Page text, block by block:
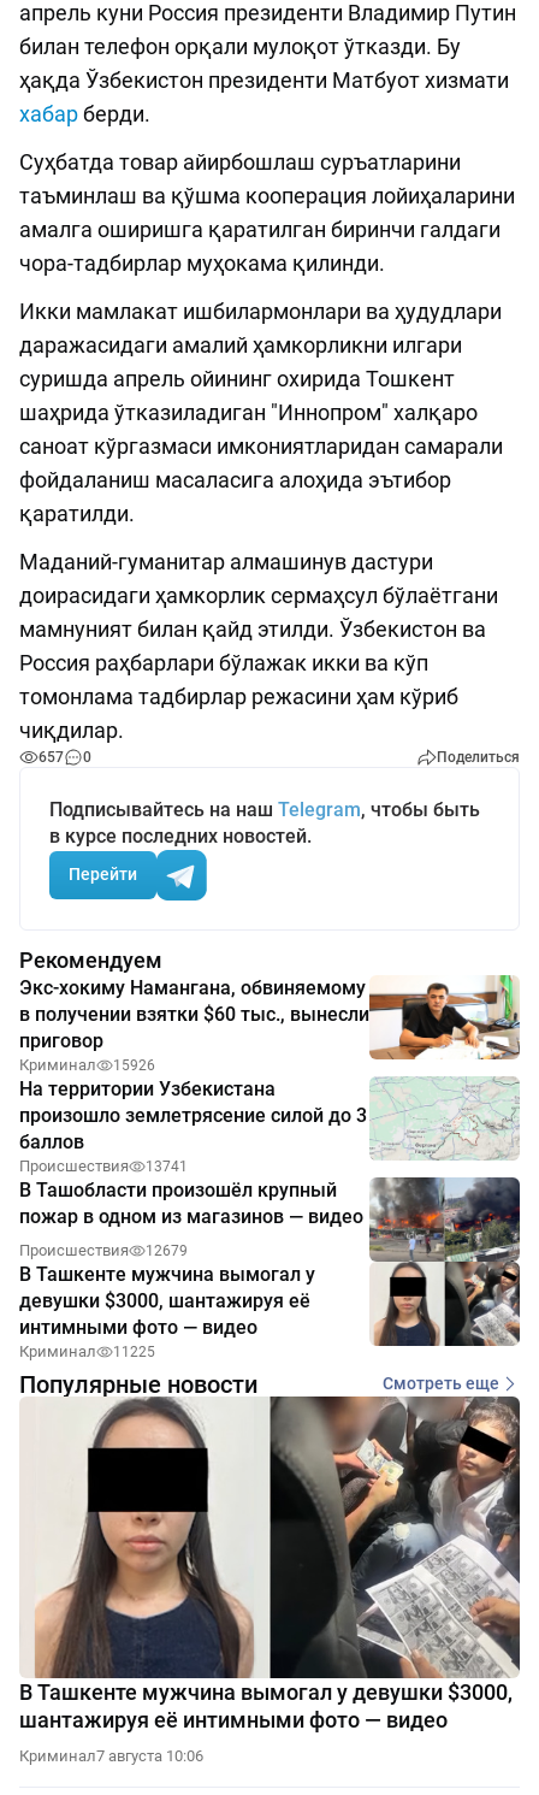
апрель куни Россия президенти Владимир Путин
билан телефон орқали мулоқот ўтказди. Бу
ҳақда Ўзбекистон президенти Матбуот хизмати
хабарберди.
Суҳбатда товар айирбошлаш суръатларини
таъминлаш ва қўшма кооперация лойиҳаларини
амалга оширишга қаратилган биринчи галдаги
чора-тадбирлар муҳокама қилинди.
Икки мамлакат ишбилармонлари ва ҳудудлари
даражасидаги амалий ҳамкорликни илгари
суришда апрель ойининг охирида Тошкент
шаҳрида ўтказиладиган "Иннопром" халқаро
саноат кўргазмаси имкониятларидан самарали
фойдаланиш масаласига алоҳида эътибор
қаратилди.
Маданий-гуманитар алмашинув дастури
доирасидаги ҳамкорлик сермаҳсул бўлаётгани
мамнуният билан қайд этилди. Ўзбекистон ва
Россия раҳбарлари бўлажак икки ва кўп
томонлама тадбирлар режасини ҳам кўриб
чиқдилар.
657 0 Поделиться
Подписывайтесь на наш Telegram, чтобы быть
в курсе последних новостей.
Перейти
Рекомендуем
Экс-хокиму Намангана, обвиняемому
в получении взятки $60 тыс., вынесли
приговор
Криминал 15926
На территории Узбекистана
произошло землетрясение силой до 3
баллов
Происшествия 13741
В Ташобласти произошёл крупный
пожар в одном из магазинов — видео
Происшествия 12679
В Ташкенте мужчина вымогал у
девушки $3000, шантажируя её
интимными фото — видео
Криминал 11225
Популярные новости Смотреть еще
В Ташкенте мужчина вымогал у девушки $3000,
шантажируя её интимными фото — видео
Криминал7 августа 10:06